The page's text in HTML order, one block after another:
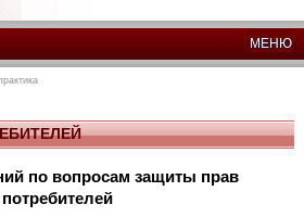
МЕНЮ
по вопросам защиты прав
потребителей